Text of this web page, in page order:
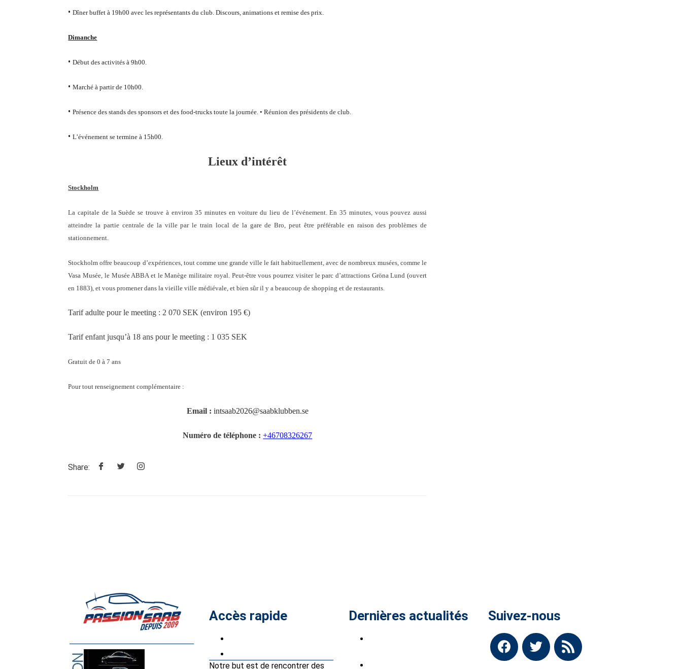
•Dîner buffet à 19h00 avec les représentants du club. Discours, animations et remise des prix.
Dimanche
•Début des activités à 9h00.
•Marché à partir de 10h00.
•Présence des stands des sponsors et des food-trucks toute la journée. • Réunion des présidents de club.
•L’événement se termine à 15h00.
Lieux d’intérêt
Stockholm
La capitale de la Suède se trouve à environ 35 minutes en voiture du lieu de l’événement. En 35 minutes, vous pouvez aussi
atteindre la partie centrale de la ville par le train local de la gare de Bro, peut être préférable en raison des problèmes de
stationnement.
Stockholm offre beaucoup d’expériences, tout comme une grande ville le fait habituellement, avec de nombreux musées, comme le
Vasa Musée, le Musée ABBA et le Manège militaire royal. Peut-être vous pourrez visiter le parc d’attractions Gröna Lund (ouvert
en 1883), et vous promener dans la vieille ville médiévale, et bien sûr il y a beaucoup de shopping et de restaurants.
Tarif adulte pour le meeting : 2 070 SEK (environ 195 €)
Tarif enfant jusqu’à 18 ans pour le meeting : 1 035 SEK
Gratuit de 0 à 7 ans
Pour tout renseignement complémentaire :
Email : intsaab2026@saabklubben.se
Numéro de téléphone :+46708326267
Share:
Accès rapide
Notre but est de rencontrer des
Dernières actualités Suivez-nous
facebooktwitter rss